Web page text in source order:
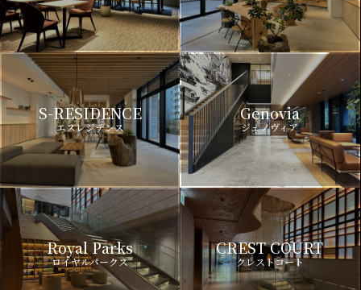
S-RESIDENCE
エスレジデンス
Genovia
ジェノヴィア
Royal Parks
ロイヤルパークス
CREST COURT
クレストコート